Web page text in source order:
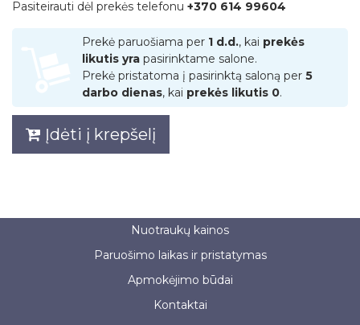
Pasiteirauti dėl prekės telefonu +370 614 99604
Prekė paruošiama per 1 d.d., kai prekės
likutis yra pasirinktame salone.
Prekė pristatoma į pasirinktą saloną per 5
darbo dienas, kai prekės likutis 0.
Įdėti į krepšelį
Nuotraukų kainos
Paruošimo laikas ir pristatymas
Apmokėjimo būdai
Kontaktai